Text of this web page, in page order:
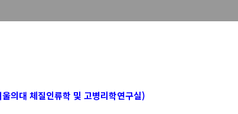
의대 체질인류학 및 고병리학연구실)